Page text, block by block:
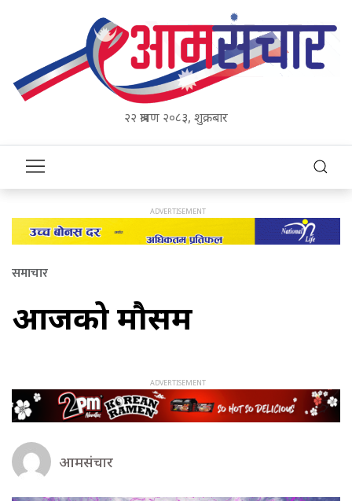
२२ श्रावण २०८३, शुक्रबार
समाचार
आजको मौसम
आमसंचार